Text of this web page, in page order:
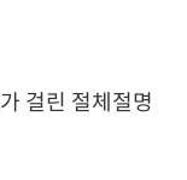
걸린 절체절명